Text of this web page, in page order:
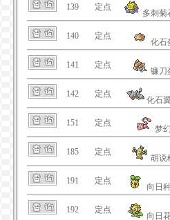
139 定点
多刺菊
140 定点
化石
141 定点
镰刀
142 定点
化石
151 定点
梦
185 定点
胡说
191 定点
向日
192 定点
向日